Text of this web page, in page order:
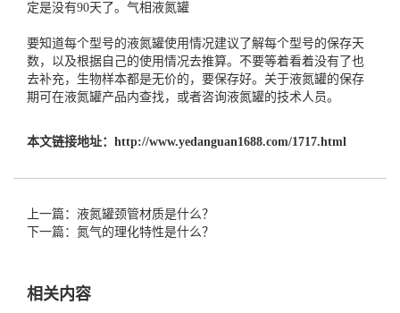
定是没有90天了。 气相液氮罐
要知道每个型号的液氮罐使用情况建议了解每个型号的保存天
数，以及根据自己的使用情况去推算。不要等着看着没有了也
去补充，生物样本都是无价的，要保存好。关于液氮罐的保存
期可在液氮罐产品内查找，或者咨询液氮罐的技术人员。
本文链接地址： http://www.yedanguan1688.com/1717.html
上一篇：液氮罐颈管材质是什么？
下一篇：氮气的理化特性是什么？
相关内容